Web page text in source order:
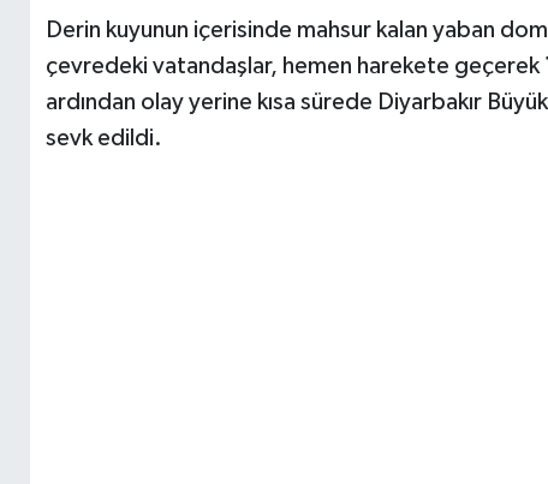
Derin kuyunun içerisinde mahsur kalan yaban
çevredeki vatandaşlar, hemen harekete geçerek
ardından olay yerine kısa sürede Diyarbakır
sevk edildi.